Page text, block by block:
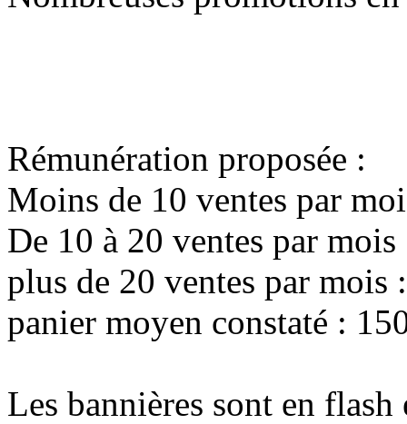
Rémunération proposée :
Moins de 10 ventes par
De 10 à 20 ventes par
plus de 20 ventes par mois
panier moyen constaté :
Les bannières sont en